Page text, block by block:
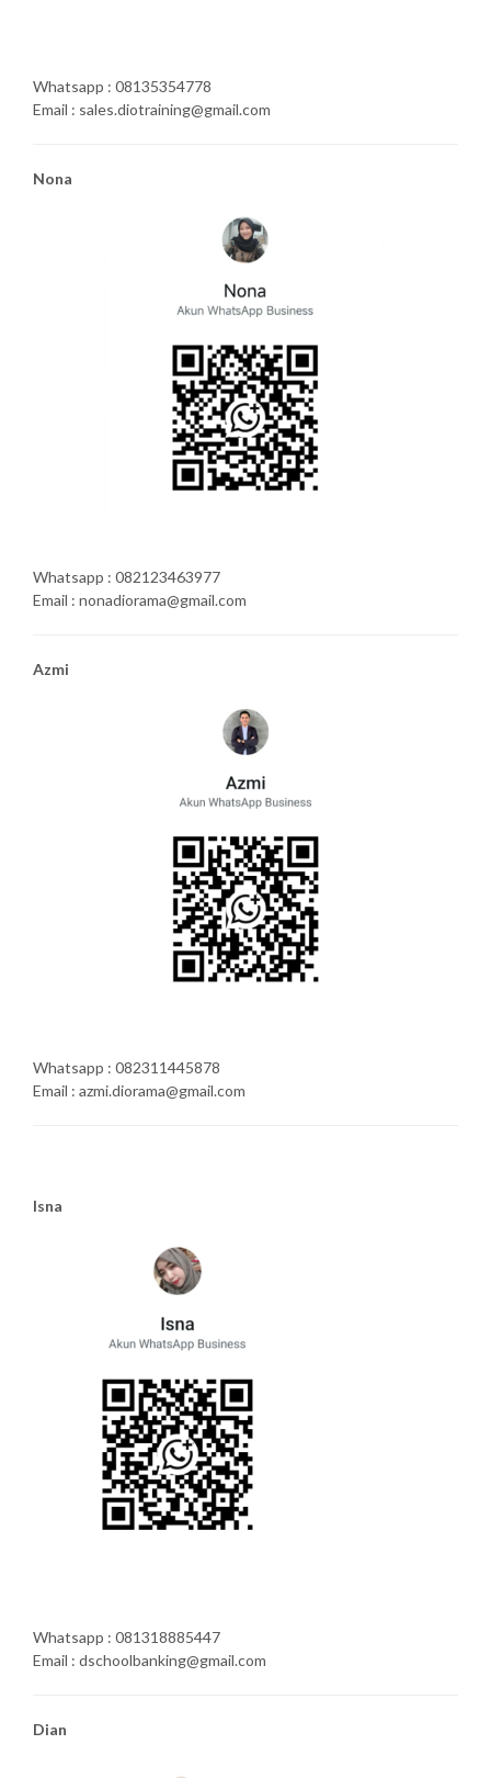
Whatsapp : 08135354778
Email : sales.diotraining@gmail.com
Nona
Whatsapp : 082123463977
Email : nonadiorama@gmail.com
Azmi
Whatsapp : 082311445878
Email : azmi.diorama@gmail.com
Isna
Whatsapp : 081318885447
Email : dschoolbanking@gmail.com
Dian